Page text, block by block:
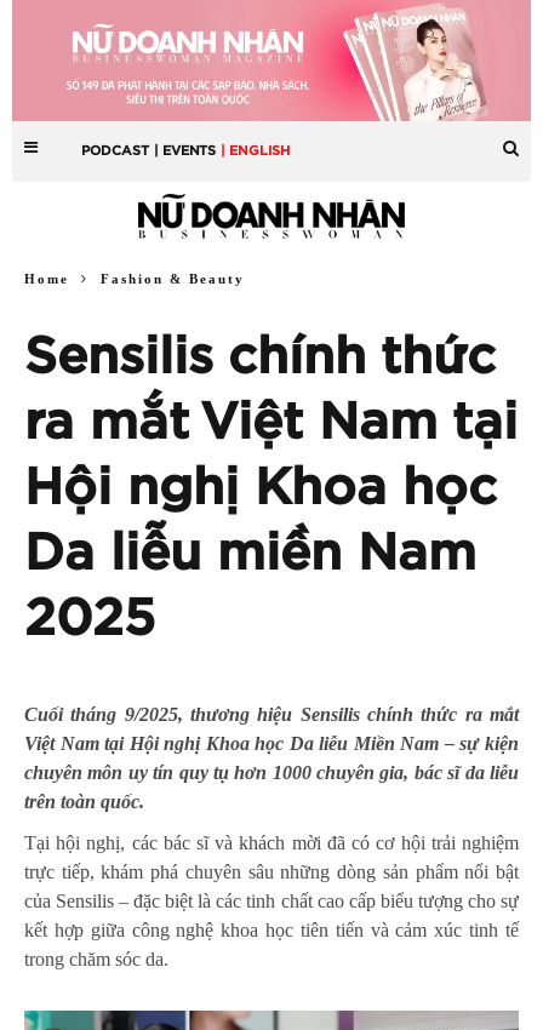
PODCAST | EVENTS | ENGLISH
Home Fashion & Beauty
Sensilis chính thức
ra mắt Việt Nam tại
Hội nghị Khoa học
Da liễu miền Nam
2025
Cuối tháng 9/2025, thương hiệu Sensilis chính thức ra mắt
Việt Nam tại Hội nghị Khoa học Da liễu Miền Nam – sự kiện
chuyên môn uy tín quy tụ hơn 1000 chuyên gia, bác sĩ da liễu
trên toàn quốc.
Tại hội nghị, các bác sĩ và khách mời đã có cơ hội trải nghiệm
trực tiếp, khám phá chuyên sâu những dòng sản phẩm nổi bật
của Sensilis – đặc biệt là các tinh chất cao cấp biểu tượng cho sự
kết hợp giữa công nghệ khoa học tiên tiến và cảm xúc tinh tế
trong chăm sóc da.